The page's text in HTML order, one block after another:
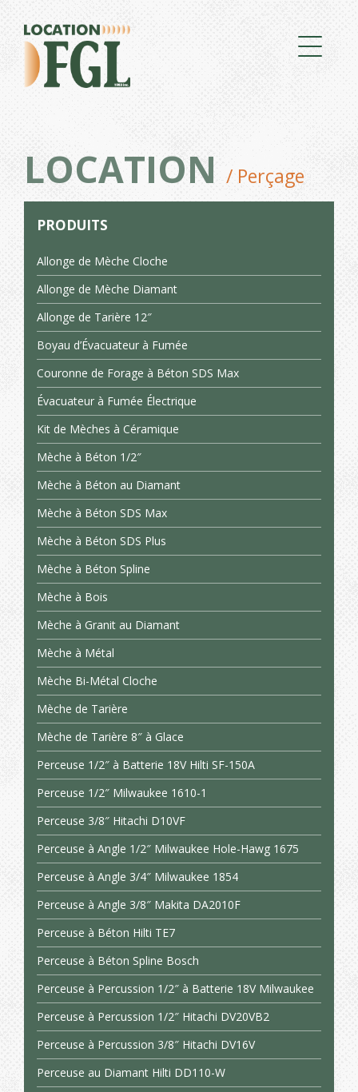
LOCATION / Perçage
PRODUITS
Allonge de Mèche Cloche
Allonge de Mèche Diamant
Allonge de Tarière 12″
Boyau d’Évacuateur à Fumée
Couronne de Forage à Béton SDS Max
Évacuateur à Fumée Électrique
Kit de Mèches à Céramique
Mèche à Béton 1/2″
Mèche à Béton au Diamant
Mèche à Béton SDS Max
Mèche à Béton SDS Plus
Mèche à Béton Spline
Mèche à Bois
Mèche à Granit au Diamant
Mèche à Métal
Mèche Bi-Métal Cloche
Mèche de Tarière
Mèche de Tarière 8″ à Glace
Perceuse 1/2″ à Batterie 18V Hilti SF-150A
Perceuse 1/2″ Milwaukee 1610-1
Perceuse 3/8″ Hitachi D10VF
Perceuse à Angle 1/2″ Milwaukee Hole-Hawg 1675
Perceuse à Angle 3/4″ Milwaukee 1854
Perceuse à Angle 3/8″ Makita DA2010F
Perceuse à Béton Hilti TE7
Perceuse à Béton Spline Bosch
Perceuse à Percussion 1/2″ à Batterie 18V Milwaukee
Perceuse à Percussion 1/2″ Hitachi DV20VB2
Perceuse à Percussion 3/8″ Hitachi DV16V
Perceuse au Diamant Hilti DD110-W